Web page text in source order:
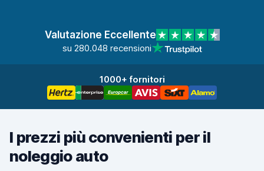
Valutazione Eccellente
su 280.048 recensioni
1000+ fornitori
I prezzi più convenienti per il
noleggio auto